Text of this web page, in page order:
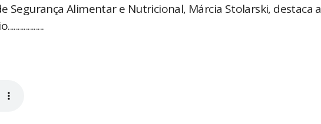
Alimentar e Nutricional, Márcia Stolarski, destaca a